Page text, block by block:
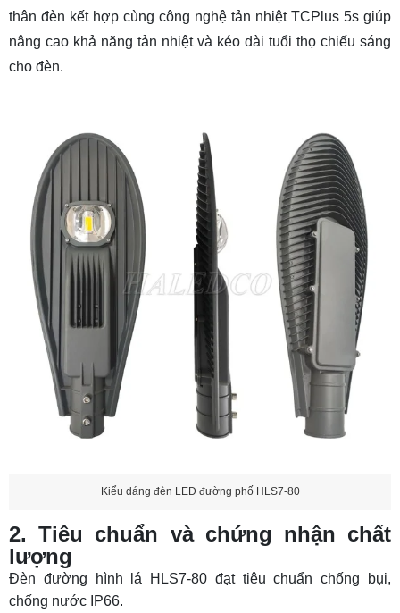
thân đèn kết hợp cùng công nghệ tản nhiệt TCPlus 5s giúp
nâng cao khả năng tản nhiệt và kéo dài tuổi thọ chiếu sáng
cho đèn.
Kiểu dáng đèn LED đường phố HLS7-80
2. Tiêu chuẩn và chứng nhận chất
lượng
Đèn đường hình lá HLS7-80 đạt tiêu chuẩn chống bụi,
chống nước IP66.